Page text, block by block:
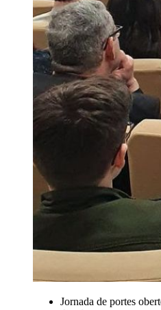
Jornada de portes